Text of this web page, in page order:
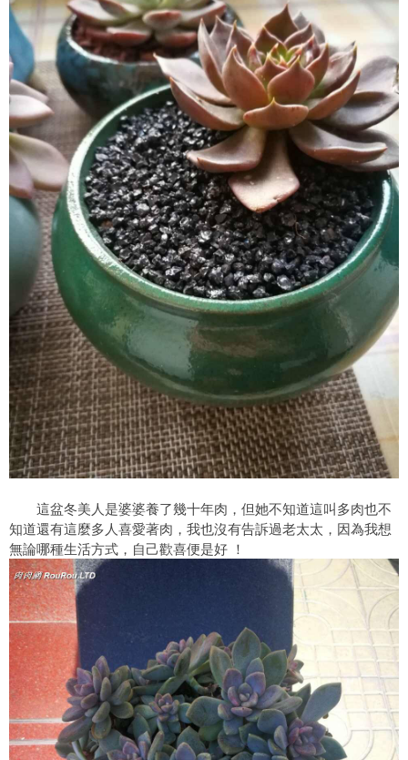
這盆冬美人是婆婆養了幾十年肉，但她不知道這叫多肉也不
知道還有這麼多人喜愛著肉，我也沒有告訴過老太太，因為我想
無論哪種生活方式，自己歡喜便是好 ！